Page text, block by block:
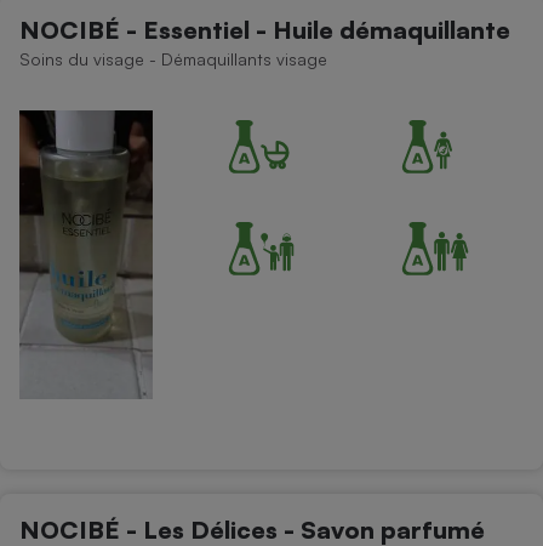
NOCIBÉ - Essentiel - Huile démaquillante
Soins du visage - Démaquillants visage
NOCIBÉ - Les Délices - Savon parfumé